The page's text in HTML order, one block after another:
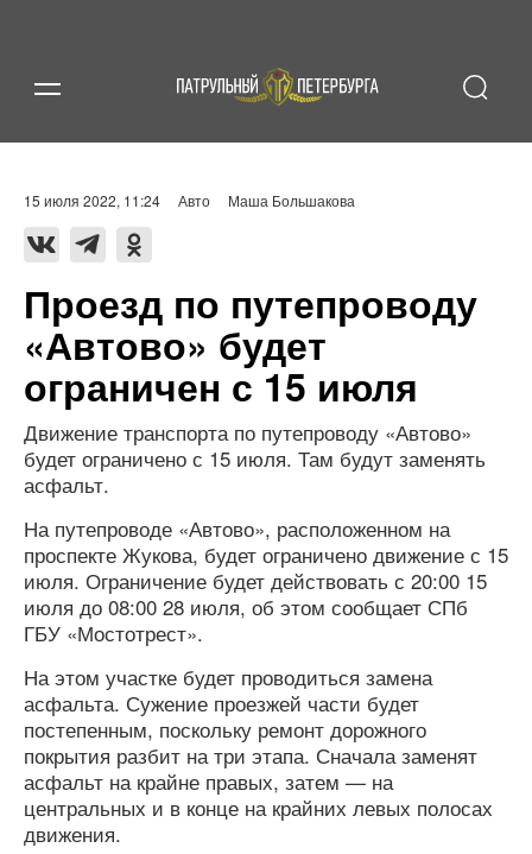
15 июля 2022, 11:24 Авто Маша Большакова
Проезд по путепроводу
«Автово» будет
ограничен с 15 июля
Движение транспорта по путепроводу «Автово»
будет ограничено с 15 июля. Там будут заменять
асфальт.
На путепроводе «Автово», расположенном на
проспекте Жукова, будет ограничено движение с 15
июля. Ограничение будет действовать с 20:00 15
июля до 08:00 28 июля, об этом сообщает СПб
ГБУ «Мостотрест».
На этом участке будет проводиться замена
асфальта. Сужение проезжей части будет
постепенным, поскольку ремонт дорожного
покрытия разбит на три этапа. Сначала заменят
асфальт на крайне правых, затем — на
центральных и в конце на крайних левых полосах
движения.